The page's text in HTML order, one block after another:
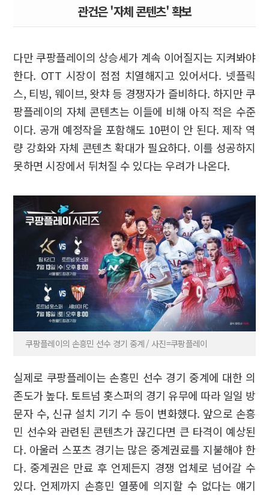
관건은 '자체 콘텐츠' 확보
다만 쿠팡플레이의 상승세가 계속 이어질지는 지켜봐야
한다. OTT 시장이 점점 치열해지고 있어서다. 넷플릭
스, 티빙, 웨이브, 왓챠 등 경쟁자가 즐비하다. 하지만 쿠
팡플레이의 자체 콘텐츠는 이들에 비해 아직 적은 수준
이다. 공개 예정작을 포함해도 10편이 안 된다. 제작 역
량 강화와 자체 콘텐츠 확대가 필요하다. 이를 성공하지
못하면 시장에서 뒤처질 수 있다는 우려가 나온다.
쿠팡플레이의 손흥민 선수 경기 중계 / 사진=쿠팡플레이
실제로 쿠팡플레이는 손흥민 선수 경기 중계에 대한 의
존도가 높다. 토트넘 홋스퍼의 경기 유무에 따라 일일 방
문자 수, 신규 설치 기기 수 등이 변화했다. 앞으로 손흥
민 선수와 관련된 콘텐츠가 끊긴다면 큰 타격이 예상된
다. 아울러 스포츠 경기는 많은 중계권료를 지불해야 한
다. 중계권은 만료 후 언제든지 경쟁 업체로 넘어갈 수
있다. 언제까지 손흥민 열풍에 의지할 수 없다는 얘기